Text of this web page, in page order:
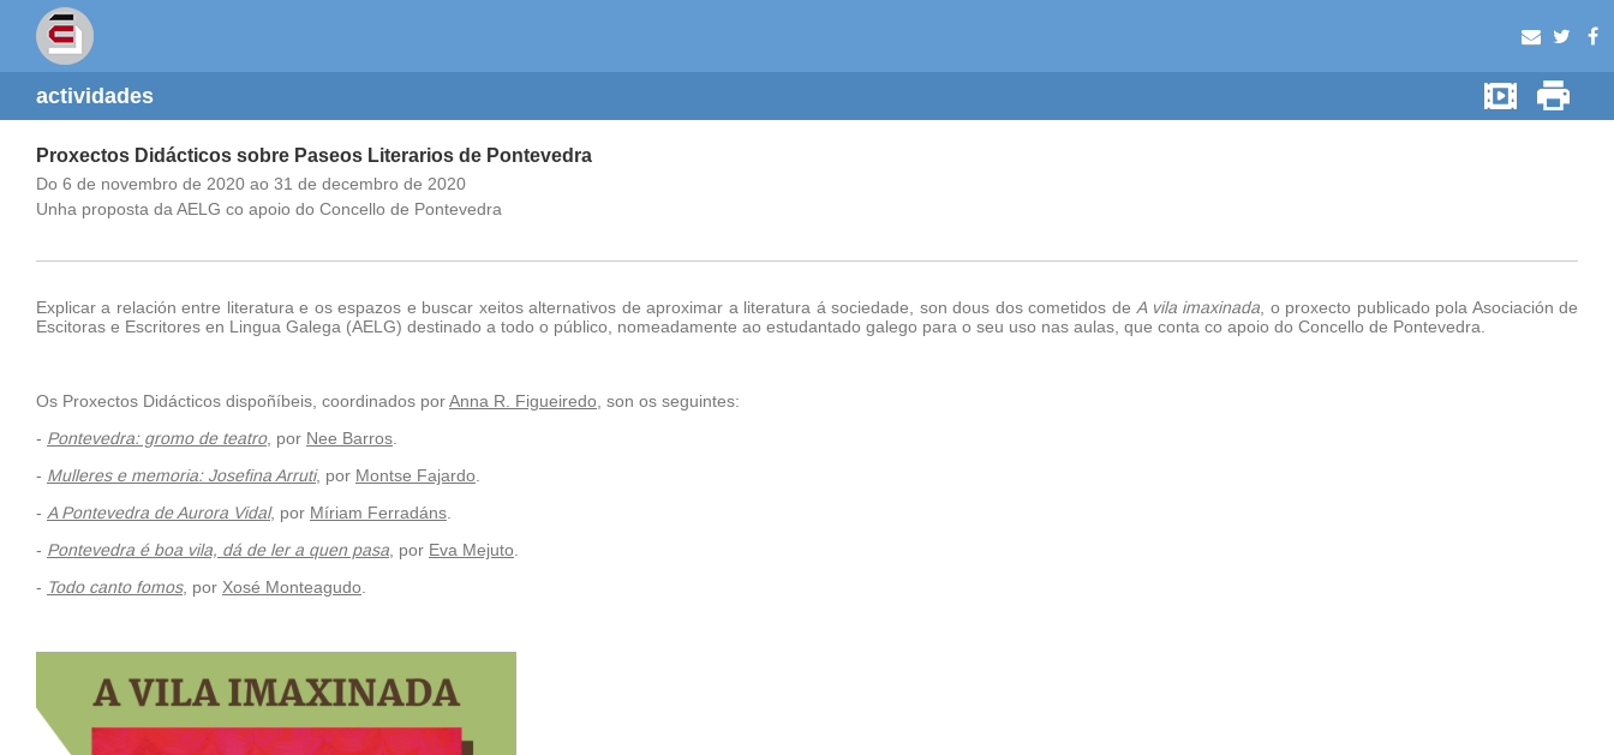
actividades
Proxectos Didácticos sobre Paseos Literarios de Pontevedra
Do 6 de novembro de 2020 ao 31 de decembro de 2020
Unha proposta da AELG co apoio do Concello de Pontevedra
Explicar a relación entre literatura e os espazos e buscar xeitos alternativos de aproximar a literatura á sociedade, son dous dos cometidos de A vila imaxinada , o proxecto publicado pola Asociación de
Escitoras e Escritores en Lingua Galega (AELG) destinado a todo o público, nomeadamente ao estudantado galego para o seu uso nas aulas, que conta co apoio do Concello de Pontevedra.
Os Proxectos Didácticos dispoñíbeis, coordinados porAnna R. Figueiredo , son os seguintes:
- Pontevedra: gromo de teatro, por Nee Barros
- Mulleres e memoria: Josefina Arruti, por Montse Fajardo
- A Pontevedra de Aurora Vidal, por Míriam Ferradáns
- Pontevedra é boa vila, dá de ler a quen pasa , por Eva Mejuto
- Todo canto fomos, por Xosé Monteagudo